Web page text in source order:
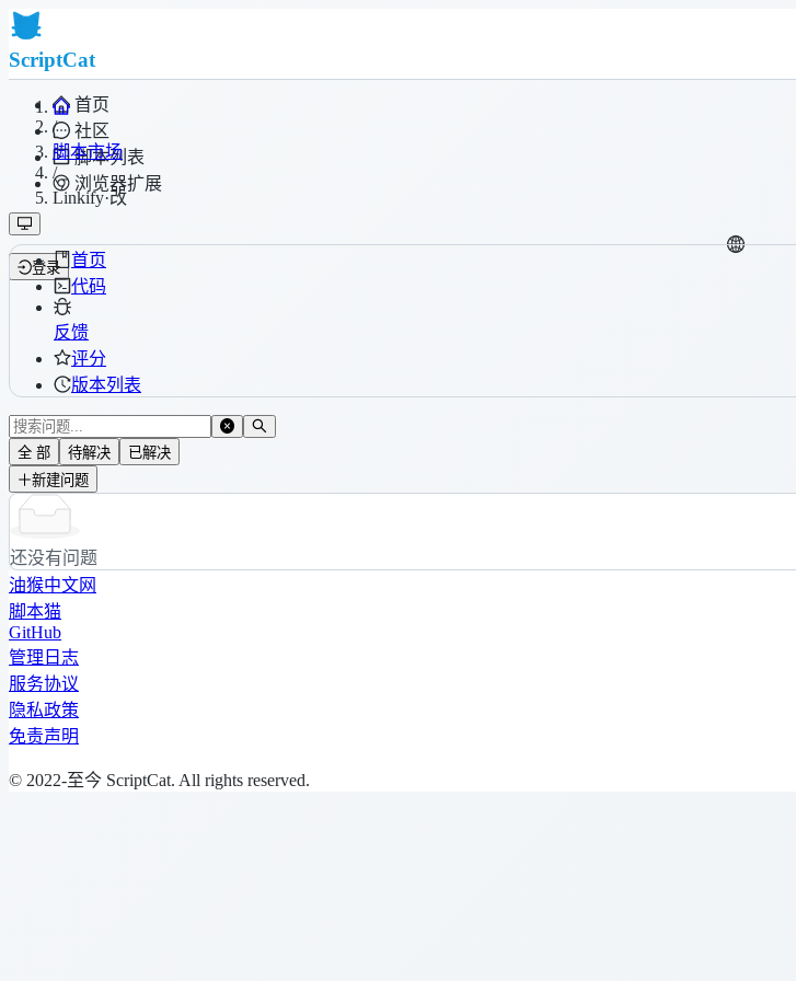
ScriptCat
首页
社区
脚本列表
浏览器扩展
登录
/
脚本市场
/
Linkify·改
首页
代码
反馈
评分
版本列表
全 部 待解决
已解决
新建问题
还没有问题
油猴中文网
脚本猫
GitHub
管理日志
服务协议
隐私政策
免责声明
© 2022-至今 ScriptCat. All rights reserved.